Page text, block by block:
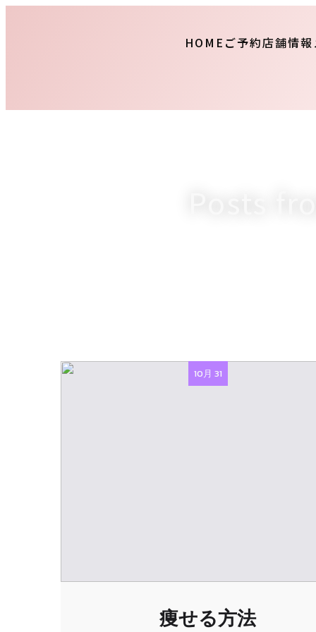
HOME ご予約店舗情報
10月 31
痩せる方法